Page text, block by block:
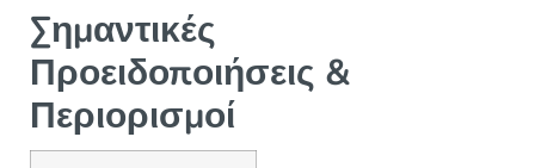
Σημαντικές
Προειδοποιήσεις &
Περιορισμοί